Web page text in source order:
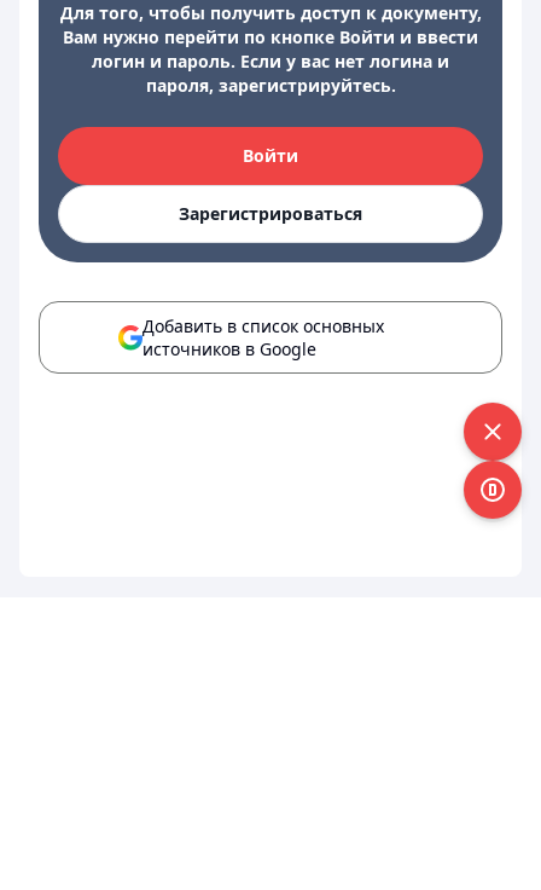
Для того, чтобы получить доступ к документу,
Вам нужно перейти по кнопке Войти и ввести
логин и пароль. Если у вас нет логина и
пароля, зарегистрируйтесь.
Войти
Зарегистрироваться
Добавить в список основных
источников в Google